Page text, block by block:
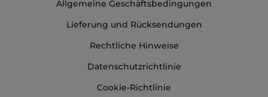
Allgemeine Geschäftsbedingungen
Lieferung und Rücksendungen
Rechtliche Hinweise
Datenschutzrichtlinie
Cookie-Richtlinie